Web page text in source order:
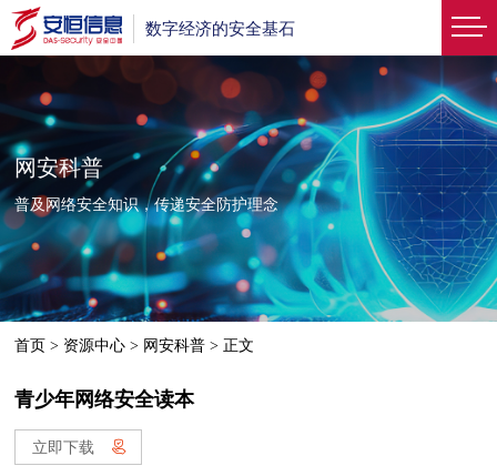
数字经济的安全基石
网安科普
普及网络安全知识，传递安全防护理念
首页 > 资源中心 > 网安科普 > 正文
青少年网络安全读本
立即下载